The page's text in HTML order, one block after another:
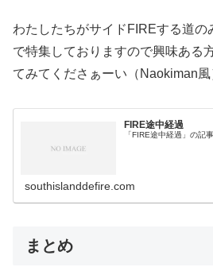
わたしたちがサイドFIREする道の
で特集しておりますので興味ある
てみてくださぁーい（Naokiman風
FIRE途中経過
「FIRE途中経過」の記
southislanddefire.com
まとめ